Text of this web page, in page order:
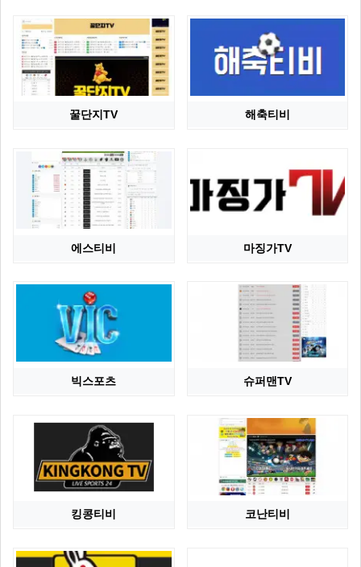
꿀단지TV 해축티비
에스티비 마징가TV
빅스포츠 슈퍼맨TV
킹콩티비 코난티비